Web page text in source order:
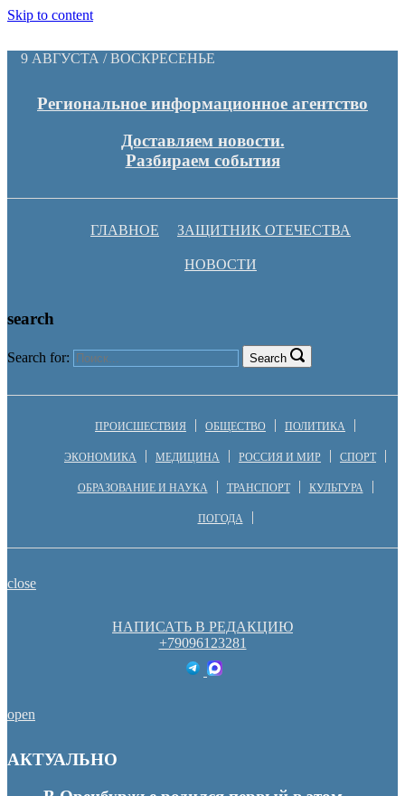
Skip to content
9 АВГУСТА / ВОСКРЕСЕНЬЕ
Региональное информационное агентство
Доставляем новости.
Разбираем события
ГЛАВНОЕ ЗАЩИТНИК ОТЕЧЕСТВА
НОВОСТИ
search
Search for: Search
ПРОИСШЕСТВИЯ ОБЩЕСТВО ПОЛИТИКА
ЭКОНОМИКА МЕДИЦИНА РОССИЯ И МИР СПОРТ
ОБРАЗОВАНИЕ И НАУКА ТРАНСПОРТ КУЛЬТУРА
ПОГОДА
close
НАПИСАТЬ В РЕДАКЦИЮ
+79096123281
open
АКТУАЛЬНО